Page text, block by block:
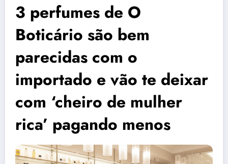
3 perfumes de O
Boticário são bem
parecidas com o
importado e vão te deixar
com ‘cheiro de mulher
rica’ pagando menos